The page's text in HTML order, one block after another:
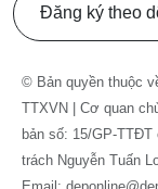
Đăng ký theo
© Bản quyền thuộc
TTXVN | Cơ quan
bản số: 15/GP-TTĐT
trách Nguyễn Tuấn